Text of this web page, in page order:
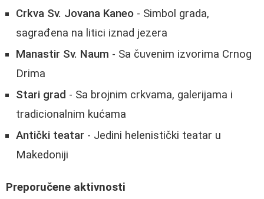
Crkva Sv. Jovana Kaneo - Simbol grada,
sagrađena na litici iznad jezera
Manastir Sv. Naum - Sa čuvenim izvorima Crnog
Drima
Stari grad - Sa brojnim crkvama, galerijama i
tradicionalnim kućama
Antički teatar - Jedini helenistički teatar u
Makedoniji
Preporučene aktivnosti